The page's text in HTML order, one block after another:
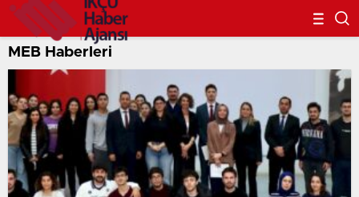
MEB Haberleri